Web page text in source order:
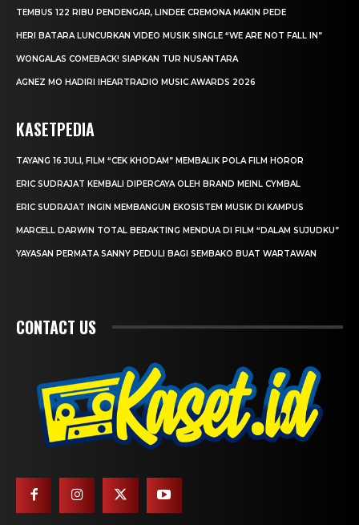
TEMBUS 122 RIBU PENDENGAR, LINDEE CREMONA MAKIN PEDE
HERI BATARA LUNCURKAN VIDEO MUSIK SINGLE “WE ARE NOT FALL IN”
WONGALAS COMEBACK! SIAPKAN TUR NUSANTARA
AGNEZ MO HADIRI IHEARTRADIO MUSIC AWARDS 2026
KASETPEDIA
TAYANG 16 JULI, FILM “CEK KHODAM” MEMBALIK POLA FILM HOROR
ERIC SUDRAJAT KEMBALI DIPERCAYA OLEH BRAND MEINL CYMBAL
ERIC SUDRAJAT INGIN MEMBANGUN EKOSISTEM MUSIK DI KAMPUS
MARCELL DARWIN TOTAL BERAKTING MENDUA DI FILM “DALAM SUJUDKU”
YAYASAN PERMATA SANNY PEDULI BAGI SEMBAKO BUAT WARTAWAN
CONTACT US